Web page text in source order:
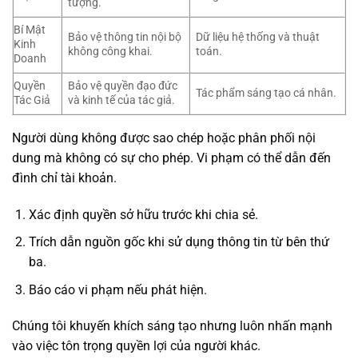
Bí Mật
Kinh
Doanh
Bảo vệ thông tin nội bộ
không công khai.
Dữ liệu hệ thống và thuật
toán.
Quyền
Tác Giả
Bảo vệ quyền đạo đức
và kinh tế của tác giả.
Tác phẩm sáng tạo cá nhân.
Người dùng không được sao chép hoặc phân phối nội
dung mà không có sự cho phép. Vi phạm có thể dẫn đến
đình chỉ tài khoản.
Xác định quyền sở hữu trước khi chia sẻ.
Trích dẫn nguồn gốc khi sử dụng thông tin từ bên thứ
ba.
Báo cáo vi phạm nếu phát hiện.
Chúng tôi khuyến khích sáng tạo nhưng luôn nhấn mạnh
vào việc tôn trọng quyền lợi của người khác.